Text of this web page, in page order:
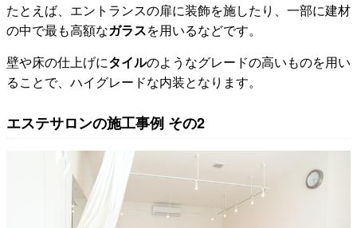
たとえば、エントランスの扉に装飾を施したり、一部に建材
の中で最も高額なガラスを用いるなどです。
壁や床の仕上げにタイルのようなグレードの高いものを用い
ることで、ハイグレードな内装となります。
エステサロンの施工事例 その2